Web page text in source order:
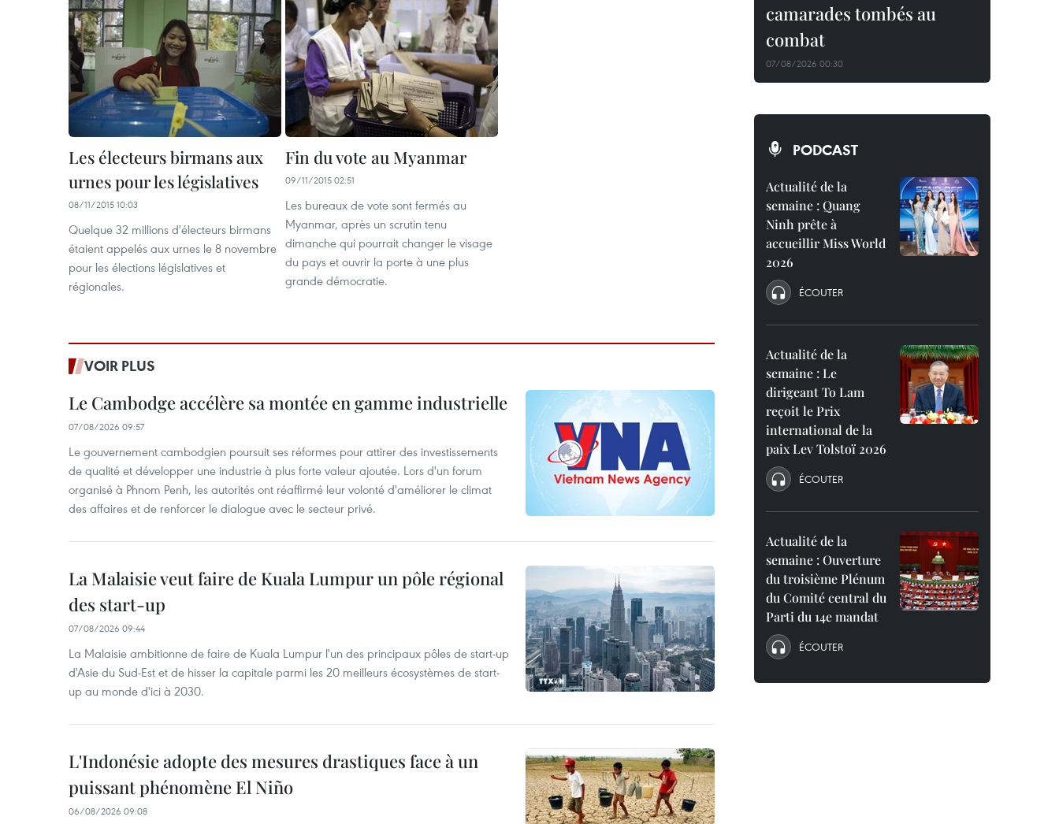
Les électeurs birmans aux
urnes pour les législatives
08/11/2015 10:03
Quelque 32 millions d'électeurs birmans
étaient appelés aux urnes le 8 novembre
pour les élections législatives et
régionales.
Fin du vote au Myanmar
09/11/2015 02:51
Les bureaux de vote sont fermés au
Myanmar, après un scrutin tenu
dimanche qui pourrait changer le visage
du pays et ouvrir la porte à une plus
grande démocratie.
VOIR PLUS
Le Cambodge accélère sa montée en gamme industrielle
07/08/2026 09:57
Le gouvernement cambodgien poursuit ses réformes pour attirer des investissements
de qualité et développer une industrie à plus forte valeur ajoutée. Lors d'un forum
organisé à Phnom Penh, les autorités ont réaffirmé leur volonté d'améliorer le climat
des affaires et de renforcer le dialogue avec le secteur privé.
La Malaisie veut faire de Kuala Lumpur un pôle régional
des start-up
07/08/2026 09:44
La Malaisie ambitionne de faire de Kuala Lumpur l'un des principaux pôles de start-up
d'Asie du Sud-Est et de hisser la capitale parmi les 20 meilleurs écosystèmes de start-
up au monde d'ici à 2030.
L'Indonésie adopte des mesures drastiques face à un
puissant phénomène El Niño
06/08/2026 09:08
camarades tombés au
combat
07/08/2026 00:30
PODCAST
Actualité de la
semaine : Quang
Ninh prête à
accueillir Miss World
2026
ÉCOUTER
Actualité de la
semaine : Le
dirigeant To Lam
reçoit le Prix
international de la
paix Lev Tolstoï 2026
ÉCOUTER
Actualité de la
semaine : Ouverture
du troisième Plénum
du Comité central du
Parti du 14e mandat
ÉCOUTER